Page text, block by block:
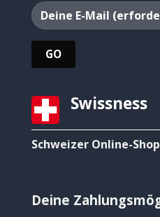
Swissness
Schweizer Online-
Deine